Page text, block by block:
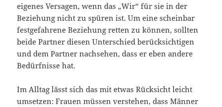
eigenes Versagen, wenn das „Wir“ für sie in der
Beziehung nicht zu spüren ist.Um eine scheinbar
festgefahrene Beziehung retten zu können, sollten
beide Partner diesen Unterschied berücksichtigen
und dem Partner nachsehen, dass er eben andere
Bedürfnisse hat.
Im Alltag lässt sich das mit etwas Rücksicht leicht
umsetzen: Frauen müssen verstehen, dass Männer